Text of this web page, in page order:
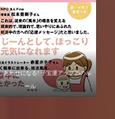
あわせになる! 子宝運アップ25のル
ール